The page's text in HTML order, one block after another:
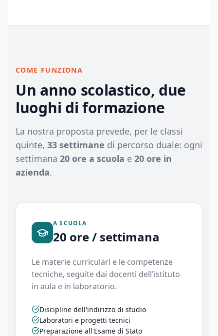
COME FUNZIONA
Un anno scolastico, due
luoghi di formazione
La nostra proposta prevede, per le classi
quinte, 33 settimane di percorso duale: ogni
settimana 20 ore a scuola e 20 ore in
azienda.
A SCUOLA
20 ore / settimana
Le materie curriculari e le competenze
tecniche, seguite dai docenti dell'istituto
in aula e in laboratorio.
Discipline dell'indirizzo di studio
Laboratori e progetti tecnici
Preparazione all'Esame di Stato